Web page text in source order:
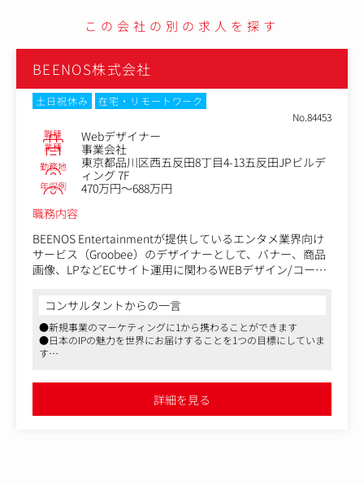
この会社の別の求人を探す
BEENOS株式会社
土日祝休み
在宅・リモートワーク
No.84453
職種 Webデザイナー
業種 事業会社
勤務地
東京都品川区西五反田8丁目4-13五反田JPビルデ
ィング 7F
年収例
470万円～688万円
職務内容
BEENOS Entertainmentが提供しているエンタメ業界向け
サービス（Groobee）のデザイナーとして、バナー、商品
画像、LPなどECサイト運用に関わるWEBデザイン/コーデ
【具体的には】
・Webデザイン：PHOTOSHOPを使用した商品画像やバナ
ー作成、LPやサイト等のデザイン
・コーディング：HTML／CSSを使用したコーディング
て、クライアント案件を主導（ヒアリング、ディレクショ
コンサルタントからの一言
●新規事業のマーケティングに1から携わることができます
●日本のIPの魅力を世界にお届けすることを1つの目標にしていま
す
詳細を見る